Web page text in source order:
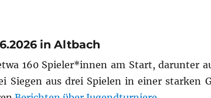
in Altbach
160 Spieler*innen am Start, darunter
Siegen aus drei Spielen in einer starken